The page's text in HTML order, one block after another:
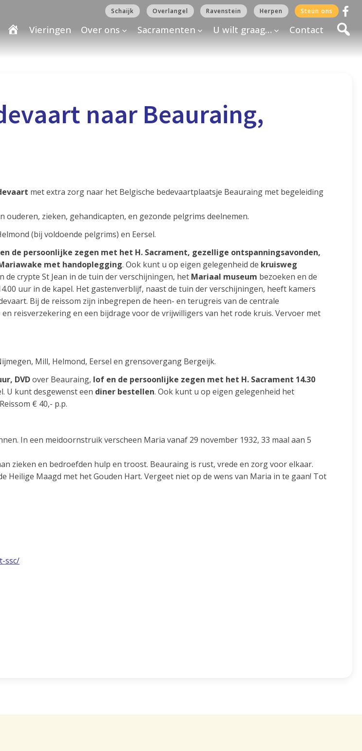
Schaijk Overlangel Ravenstein Herpen Steun ons
Vieringen Over ons Sacramenten U wilt graag… Contact
naar Beauraing,
met extra zorg naar het Belgische bedevaartplaatsje Beauraing met begeleiding
ouderen, zieken, gehandicapten, en gezonde pelgrims deelnemen.
(bij voldoende pelgrims) en Eersel.
de persoonlijke zegen met het H. Sacrament, gezellige ontspanningsavonden,
met handoplegging. Ook kunt u op eigen gelegenheid de kruisweg
de crypte St Jean in de tuin der verschijningen, het Mariaal museum bezoeken en de
uur in de kapel. Het gastenverblijf, naast de tuin der verschijningen, heeft kamers
Bij de reissom zijn inbegrepen de heen- en terugreis van de centrale
reisverzekering en een bijdrage voor de vrijwilligers van het rode kruis. Vervoer met
Mill, Helmond, Eersel en grensovergang Bergeijk.
DVDover Beauraing, lof en de persoonlijke zegen met het H. Sacrament 14.30
U kunt desgewenst een diner bestellen. Ook kunt u op eigen gelegenheid het
€ 40,- p.p.
In een meidoornstruik verscheen Maria vanaf 29 november 1932, 33 maal aan 5
zieken en bedroefden hulp en troost. Beauraing is rust, vrede en zorg voor elkaar.
Heilige Maagd met het Gouden Hart. Vergeet niet op de wens van Maria in te gaan! Tot
ssc/